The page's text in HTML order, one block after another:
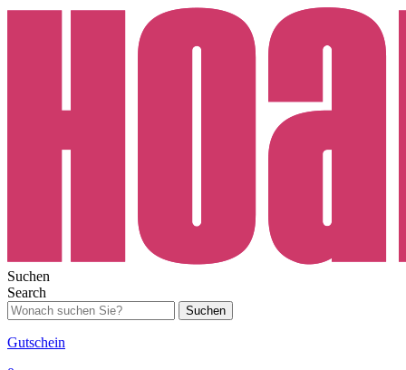
Suchen
Search
Suchen
Gutschein